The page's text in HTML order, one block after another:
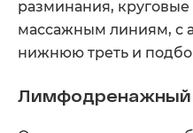
разминания,
массажным линиям, с
нижнюю треть и
Лимфодренажный